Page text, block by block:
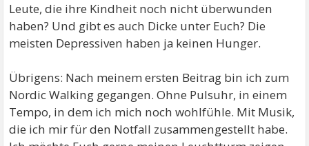
Leute, die ihre Kindheit noch nicht überwunden
haben? Und gibt es auch Dicke unter Euch? Die
meisten Depressiven haben ja keinen Hunger.
Übrigens: Nach meinem ersten Beitrag bin ich zum
Nordic Walking gegangen. Ohne Pulsuhr, in einem
Tempo, in dem ich mich noch wohlfühle. Mit Musik,
die ich mir für den Notfall zusammengestellt habe.